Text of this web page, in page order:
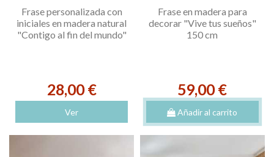
Frase personalizada con
iniciales en madera natural
"Contigo al fin del mundo"
28,00 €
Ver
Frase en madera para
decorar "Vive tus sueños"
150 cm
59,00 €
Añadir al carrito